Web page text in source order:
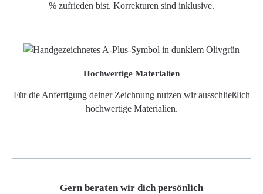
% zufrieden bist. Korrekturen sind inklusive.
Hochwertige Materialien
Für die Anfertigung deiner Zeichnung nutzen wir ausschließlich
hochwertige Materialien.
Gern beraten wir dich persönlich